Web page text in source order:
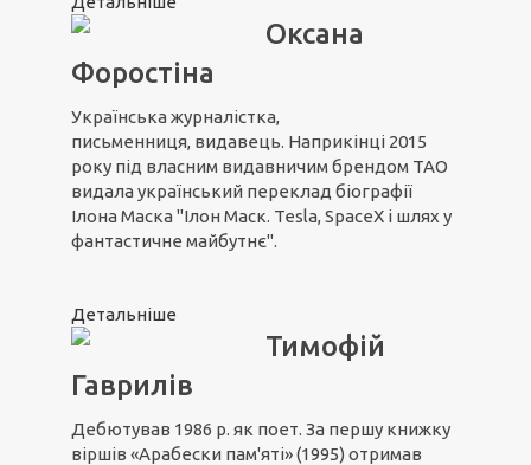
Оксана
Форостіна
Українська журналістка,
письменниця, видавець. Наприкінці 2015
року під власним видавничим брендом ТАО
видала український переклад біографії
Ілона Маска "Ілон Маск. Tesla, SpaceX і шлях у
фантастичне майбутнє".
Детальніше
Тимофій
Гаврилів
Дебютував 1986 р. як поет. За першу книжку
віршів «Арабески пам'яті» (1995) отримав